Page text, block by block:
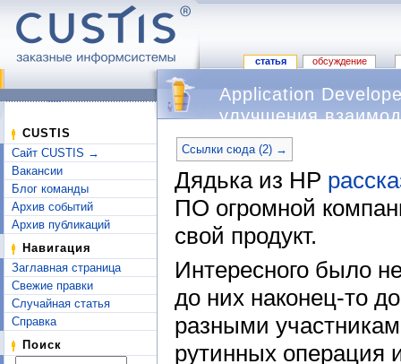
статья обсуждение
CUSTIS
Сайт CUSTIS →
Вакансии
Блог команды
Архив событий
Архив публикаций
Навигация
Заглавная страница
Свежие правки
Случайная статья
Справка
Поиск
Application
улучшения
Ссылки сюда (2) →
Дядька из HP
ПО огромной
свой продукт.
Интересного было
до них наконец-то
разными
рутинных операция